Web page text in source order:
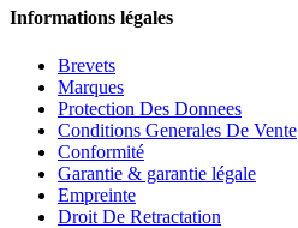
Informations légales
Brevets
Marques
Protection Des Donnees
Conditions Generales De Vente
Conformité
Garantie & garantie légale
Empreinte
Droit De Retractation